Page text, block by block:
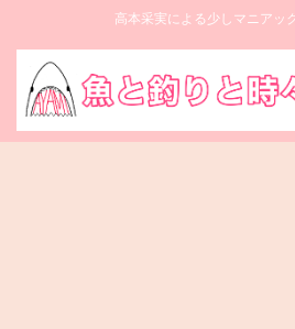
高本采実による少しマニアッ